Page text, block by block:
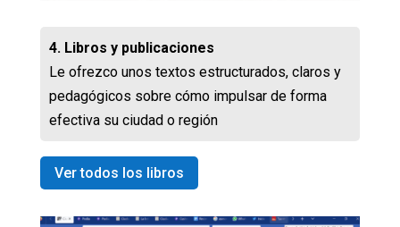
4. Libros y publicaciones
Le ofrezco unos textos estructurados, claros y
pedagógicos sobre cómo impulsar de forma
efectiva su ciudad o región
Ver todos los libros